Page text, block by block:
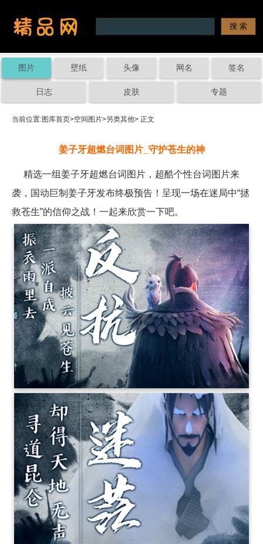
图片 壁纸 头像 网名 签名
日志 皮肤 专题
当前位置:图库首页>空间图片>另类其他> 正文
姜子牙超燃台词图片_守护苍生的神
精选一组姜子牙超燃台词图片，超酷个性台词图片来
袭，国动巨制姜子牙发布终极预告！呈现一场在迷局中“拯
救苍生”的信仰之战！一起来欣赏一下吧。